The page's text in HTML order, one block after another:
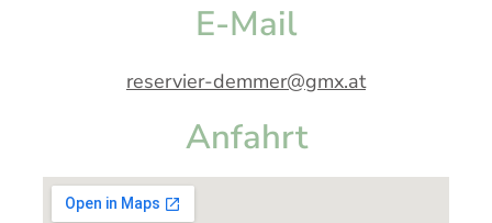
E-Mail
reservier-demmer@gmx.at
Anfahrt